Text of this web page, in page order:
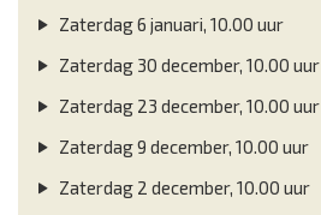
Zaterdag 6 januari, 10.00 uur
Zaterdag 30 december, 10.00 uur
Zaterdag 23 december, 10.00 uur
Zaterdag 9 december, 10.00 uur
Zaterdag 2 december, 10.00 uur